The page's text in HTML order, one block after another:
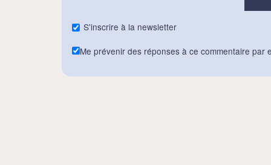
S'inscrire à la newsletter
Me prévenir des réponses à ce commentaire par